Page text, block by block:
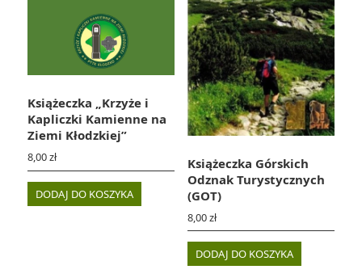
Książeczka „Krzyże i
Kapliczki Kamienne na
Ziemi Kłodzkiej”
8,00zł
DODAJ DO KOSZYKA
Książeczka Górskich
Odznak Turystycznych
(GOT)
8,00zł
DODAJ DO KOSZYKA